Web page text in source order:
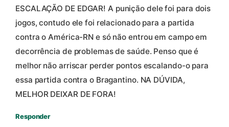
ESCALAÇÃO DE EDGAR! A punição dele foi para dois
jogos, contudo ele foi relacionado para a partida
contra o América-RN e só não entrou em campo em
decorrência de problemas de saúde. Penso que é
melhor não arriscar perder pontos escalando-o para
essa partida contra o Bragantino. NA DÚVIDA,
MELHOR DEIXAR DE FORA!
Responder